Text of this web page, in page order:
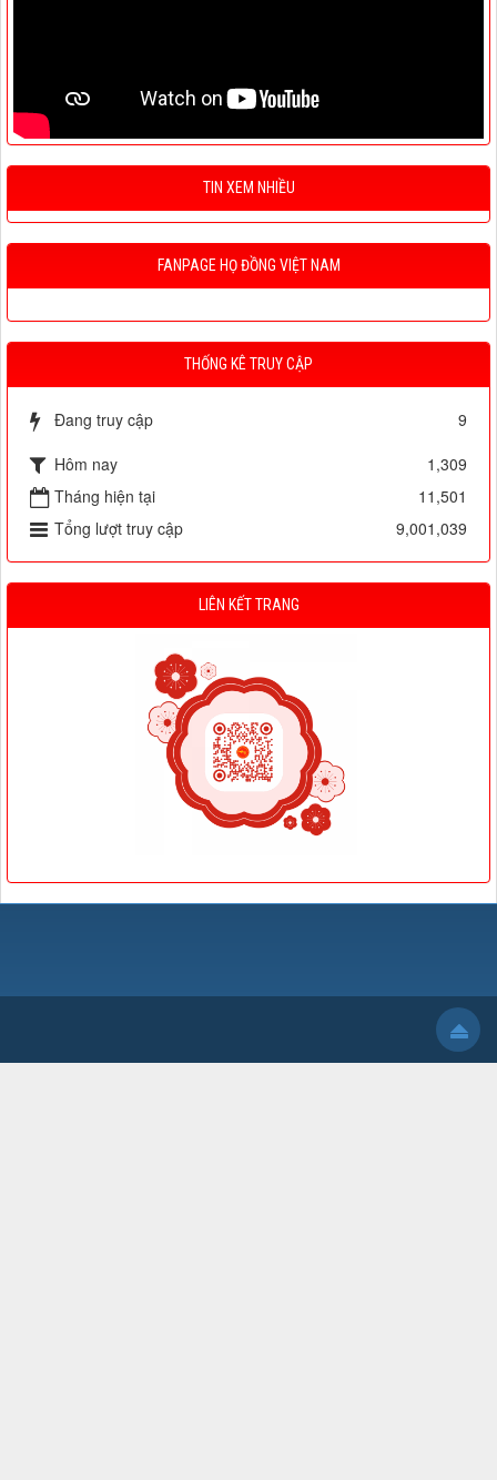
TIN XEM NHIỀU
FANPAGE HỌ ĐỒNG VIỆT NAM
THỐNG KÊ TRUY CẬP
Đang truy cập
9
Hôm nay
1,309
Tháng hiện tại
11,501
Tổng lượt truy cập
9,001,039
LIÊN KẾT TRANG